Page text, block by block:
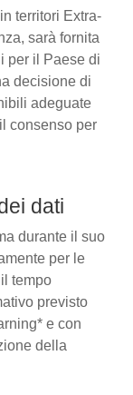
territori Extra-
sarà fornita
per il Paese di
decisione di
adeguate
consenso per
dati
durante il suo
per le
tempo
previsto
e con
della